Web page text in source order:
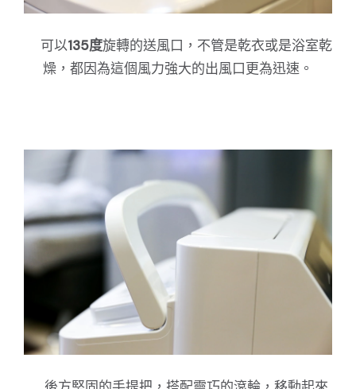
可以135度旋轉的送風口，不管是乾衣或是浴室乾
燥，都因為這個風力強大的出風口更為迅速。